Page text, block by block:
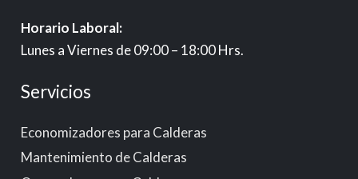
Horario Laboral:
Lunes a Viernes de 09:00 – 18:00 Hrs.
Servicios
Economizadores para Calderas
Mantenimiento de Calderas